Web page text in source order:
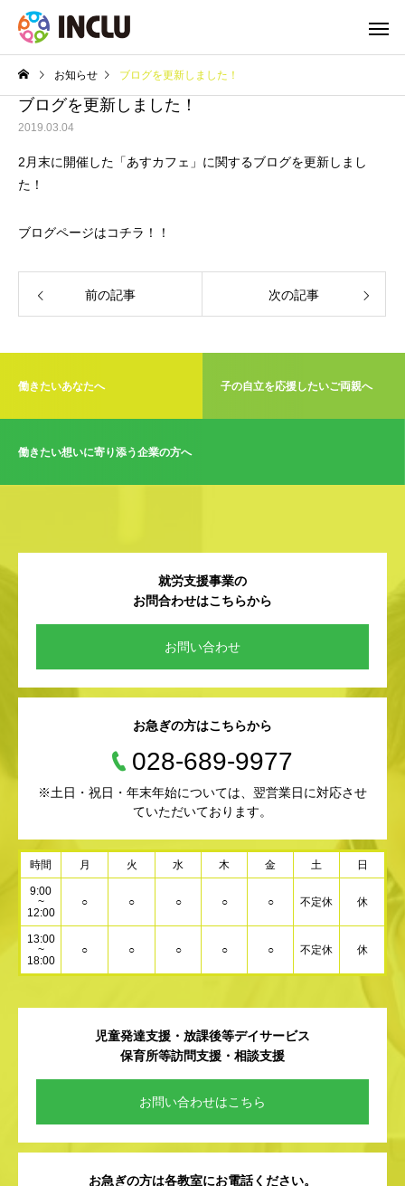
お知らせ ブログを更新しました！
ブログを更新しました！
2019.03.04
2月末に開催した「あすカフェ」に関するブログを更新しまし
た！
ブログページはコチラ！！
前の記事 次の記事
働きたいあなたへ 子の自立を応援したいご両親へ
働きたい想いに寄り添う企業の方へ
就労支援事業の
お問合わせはこちらから
お問い合わせ
お急ぎの方はこちらから
028-689-9977
※土日・祝日・年末年始については、翌営業日に対応させ
ていただいております。
時間 月 火 水 木 金 土 日
9:00
~
12:00
○ ○ ○ ○ ○ 不定休 休
13:00
~
18:00
○ ○ ○ ○ ○ 不定休 休
児童発達支援・放課後等デイサービス
保育所等訪問支援・相談支援
お問い合わせはこちら
お急ぎの方は各教室にお電話ください。